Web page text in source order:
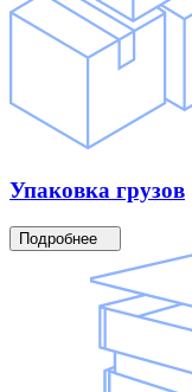
Упаковка грузов
Подробнее